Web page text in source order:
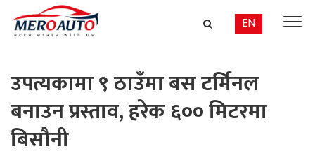
EN
उपत्यकामा ९ ठाउँमा बस टर्मिनल
बनाउन प्रस्ताव, हरेक ६०० मिटरमा
बिसौनी